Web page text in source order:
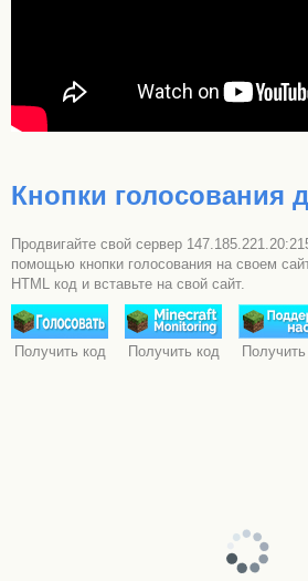
Кнопки голосования
Продвигайте свой сервер
помощью кнопки голосования на своем
HTML код и вставьте на свой сайт.
Получить код Получить код